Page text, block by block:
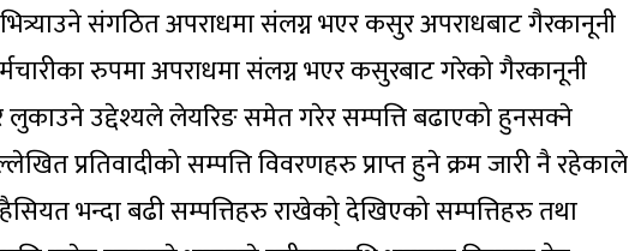
संगठित अपराधमा संलग्न भएर कसुर अपराधबाट गैरकानूनी
रुपमा अपराधमा संलग्न भएर कसुरबाट गरेको गैरकानूनी
लुकाउने उद्देश्यले लेयरिङ समेत गरेर सम्पत्ति बढाएको हुनसक्ने
प्रतिवादीको सम्पत्ति विवरणहरु प्राप्त हुने क्रम जारी नै रहेकाले
भन्दा बढी सम्पत्तिहरु राखेको् देखिएको सम्पत्तिहरु तथा